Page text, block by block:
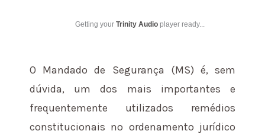
Getting your Trinity Audio player ready...
O Mandado de Segurança (MS) é, sem
dúvida, um dos mais importantes e
frequentemente utilizados remédios
constitucionais no ordenamento jurídico